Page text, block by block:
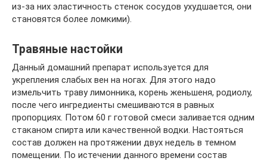
из-за них эластичность стенок сосудов ухудшается, они
становятся более ломкими).
Травяные настойки
Данный домашний препарат используется для
укрепления слабых вен на ногах. Для этого надо
измельчить траву лимонника, корень женьшеня, родиолу,
после чего ингредиенты смешиваются в равных
пропорциях. Потом 60 г готовой смеси заливается одним
стаканом спирта или качественной водки. Настояться
состав должен на протяжении двух недель в темном
помещении. По истечении данного времени состав